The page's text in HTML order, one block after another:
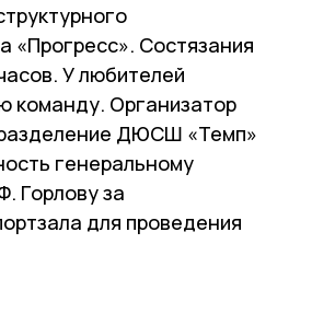
Состязания
У любителей
команду. Организатор
ДЮСШ «Темп»
генеральному
Горлову за
для проведения